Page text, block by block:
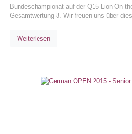
Bundeschampionat auf der Q15 Lion On
Gesamtwertung 8. Wir freuen uns über
Weiterlesen